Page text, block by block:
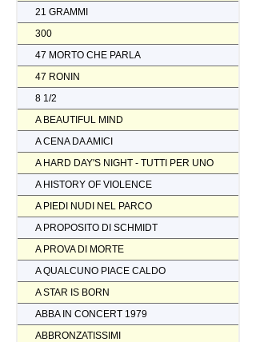
21 GRAMMI
300
47 MORTO CHE PARLA
47 RONIN
8 1/2
A BEAUTIFUL MIND
A CENA DA AMICI
A HARD DAY'S NIGHT - TUTTI PER UNO
A HISTORY OF VIOLENCE
A PIEDI NUDI NEL PARCO
A PROPOSITO DI SCHMIDT
A PROVA DI MORTE
A QUALCUNO PIACE CALDO
A STAR IS BORN
ABBA IN CONCERT 1979
ABBRONZATISSIMI